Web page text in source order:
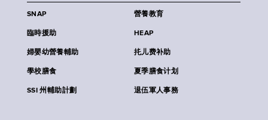
SNAP 營養教育
臨時援助 HEAP
婦嬰幼營養輔助 扥儿费补助
學校膳食 夏季膳食计划
SSI 州輔助計劃 退伍軍人事務